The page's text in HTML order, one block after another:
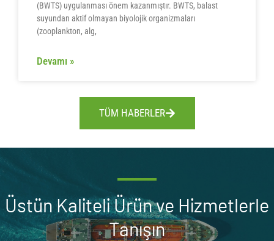
(BWTS) uygulanması önem kazanmıştır. BWTS, balast
suyundan aktif olmayan biyolojik organizmaları
(zooplankton, alg,
Devamı »
TÜM HABERLER
Üstün Kaliteli Ürün ve Hizmetlerle
Tanışın